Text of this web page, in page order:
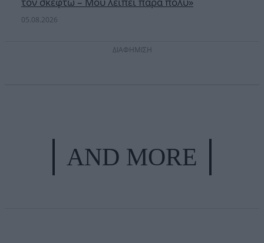
05.08.2026
ΔΙΑΦΗΜΙΣΗ
AND MORE